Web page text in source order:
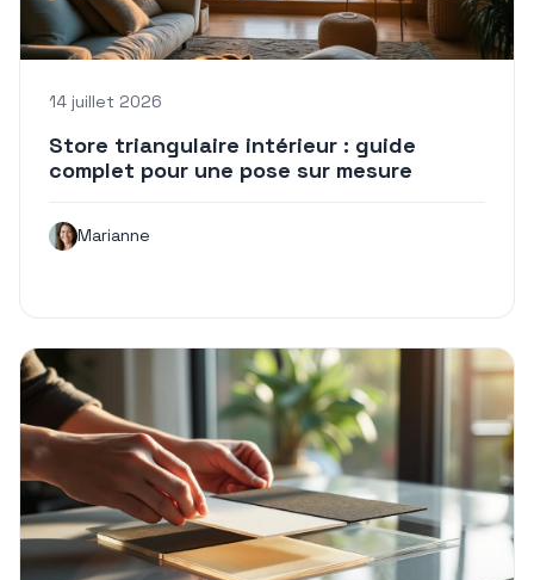
14 juillet 2026
Store triangulaire intérieur : guide
complet pour une pose sur mesure
Marianne